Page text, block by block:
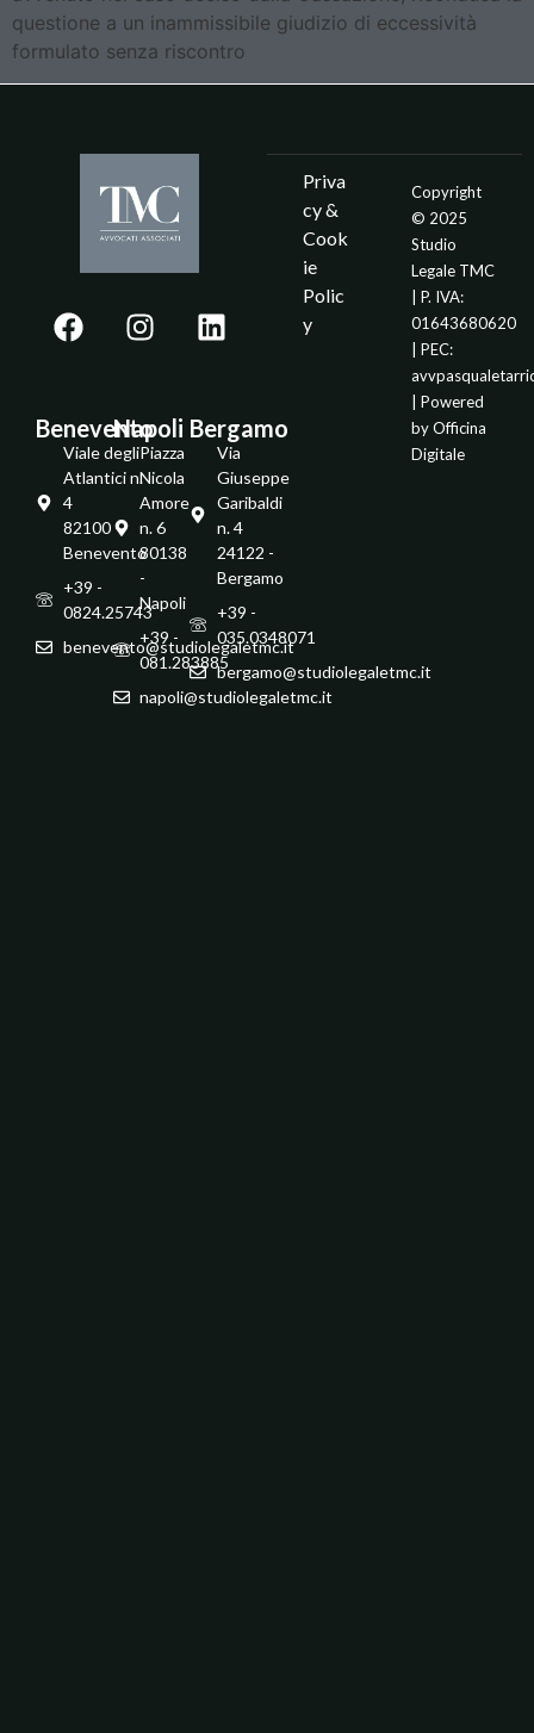
questione a un inammissibile giudizio di eccessività
formulato senza riscontro
Benevento
Viale degli
Atlantici n.
4
82100 -
Benevento
+39 -
0824.25743
benevento@studiolegaletmc.it
Napoli
Piazza
Nicola
Amore
n. 6
80138
-
Napoli
+39 -
081.283885
napoli@studiolegaletmc.it
Bergamo
Via
Giuseppe
Garibaldi
n. 4
24122 -
Bergamo
+39 -
035.0348071
bergamo@studiolegaletmc.it
Priva
cy &
Cook
ie
Polic
y
Copyright
© 2025
Studio
Legale TMC
| P. IVA:
01643680620
| PEC:
| Powered
byOfficina
Digitale